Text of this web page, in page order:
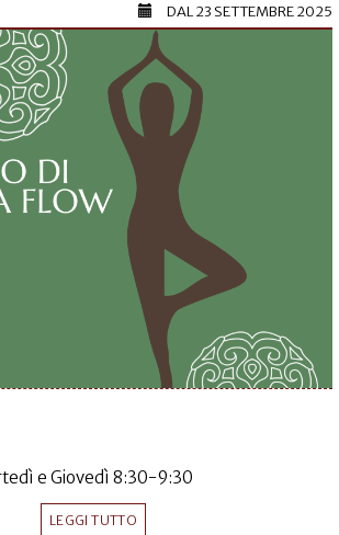
DAL23 SETTEMBRE 2025
e Giovedì 8:30-9:30
LEGGI TUTTO